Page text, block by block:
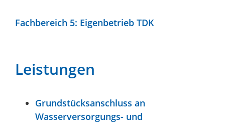
Fachbereich 5: Eigenbetrieb TDK
Leistungen
Grundstücksanschluss an
Wasserversorgungs- und